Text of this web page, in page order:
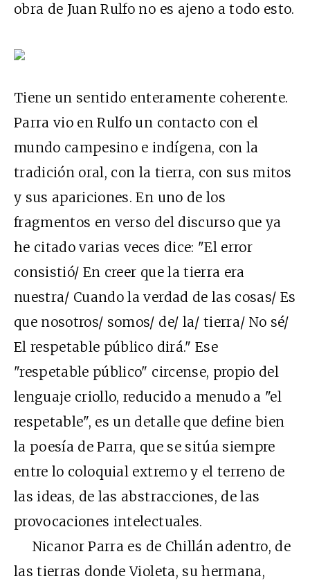
obra de Juan Rulfo no es ajeno a todo esto.
Tiene un sentido enteramente coherente.
Parra vio en Rulfo un contacto con el
mundo campesino e indígena, con la
tradición oral, con la tierra, con sus mitos
y sus apariciones. En uno de los
fragmentos en verso del discurso que ya
he citado varias veces dice: "El error
consistió/ En creer que la tierra era
nuestra/ Cuando la verdad de las cosas/ Es
que nosotros/ somos/ de/ la/ tierra/ No sé/
El respetable público dirá." Ese
"respetable público" circense, propio del
lenguaje criollo, reducido a menudo a "el
respetable", es un detalle que define bien
la poesía de Parra, que se sitúa siempre
entre lo coloquial extremo y el terreno de
las ideas, de las abstracciones, de las
provocaciones intelectuales.
Nicanor Parra es de Chillán adentro, de
las tierras donde Violeta, su hermana,